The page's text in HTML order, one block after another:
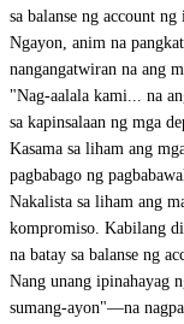
sa balanse ng account ng
Ngayon, anim na
nangangatwiran na ang
"Nag-aalala kami... na
sa kapinsalaan ng mga
Kasama sa liham ang
pagbabago ng
Nakalista sa liham ang
kompromiso. Kabilang
na batay sa balanse ng
Nang unang ipinahayag
sumang-ayon"—na